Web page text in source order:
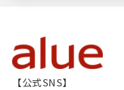
【公式SNS】